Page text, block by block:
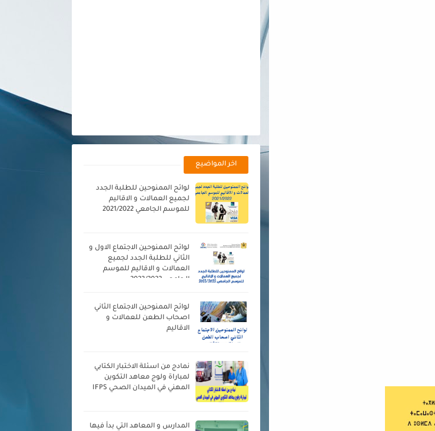
اخر المواضيع
لوائح الممنوحين للطلبة الجدد
لجميع العمالات و الاقاليم
للموسم الجامعي 2021/2022
لوائح الممنوحين الاجتماع الاول و
الثاني للطلبة الجدد لجميع
العمالات و الاقاليم للموسم
الجامعي 2023/2022
لوائح الممنوحين الاجتماع الثاني
اصحاب الطعن للعمالات و
الاقاليم
نمادج من اسئلة الاختبار الكتابي
لمباراة ولوج معاهد التكوين
المهني في الميدان الصحي IFPS
المدارس و المعاهد التي بدأ فيها